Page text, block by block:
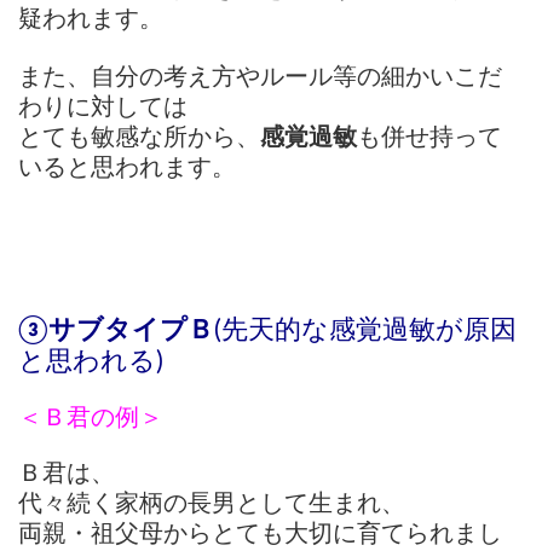
疑われます。
また、自分の考え方やルール等の細かいこだ
わりに対しては
とても敏感な所から、 感覚過敏も併せ持って
いると思われます。
③サブタイプＢ (先天的な感覚過敏が原因
と思われる)
＜Ｂ君の例＞
Ｂ君は、
代々続く家柄の長男として生まれ、
両親・祖父母からとても大切に育てられまし